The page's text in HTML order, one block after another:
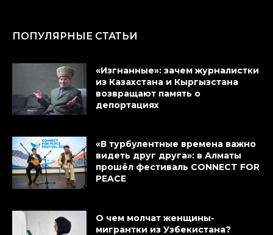
ПОПУЛЯРНЫЕ СТАТЬИ
«Изгнанные»: зачем журналистки
из Казахстана и Кыргызстана
возвращают память о
депортациях
«В турбулентные времена важно
видеть друг друга»: в Алматы
прошёл фестиваль CONNECT FOR
PEACE
О чем молчат женщины-
мигрантки из Узбекистана?